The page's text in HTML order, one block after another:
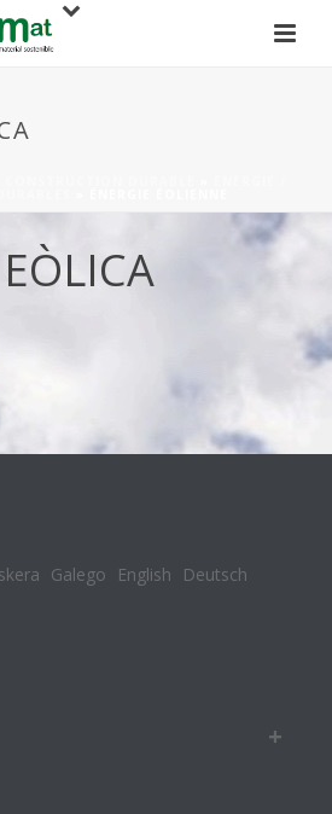
Galego English
Deutsch